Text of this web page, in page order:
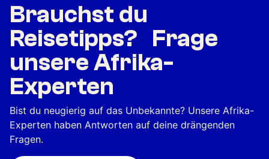
Brauchst du
Reisetipps? Frage
unsere Afrika-
Experten
Bist du neugierig auf das Unbekannte? Unsere Afrika-
Experten haben Antworten auf deine drängenden
Fragen.